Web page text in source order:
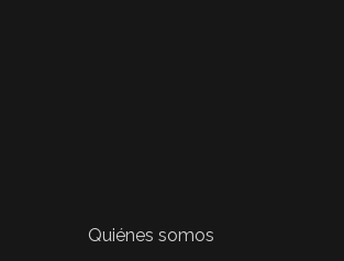
Quiénes somos